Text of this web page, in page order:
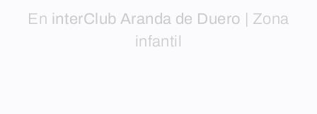
En interClub Aranda de Duero
Zona
infantil